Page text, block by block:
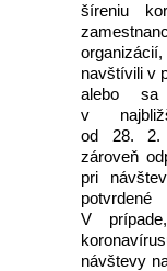
šíreniu
navštívili v
alebo
v
od 28. 2.
zároveň
pri
V
návštevy